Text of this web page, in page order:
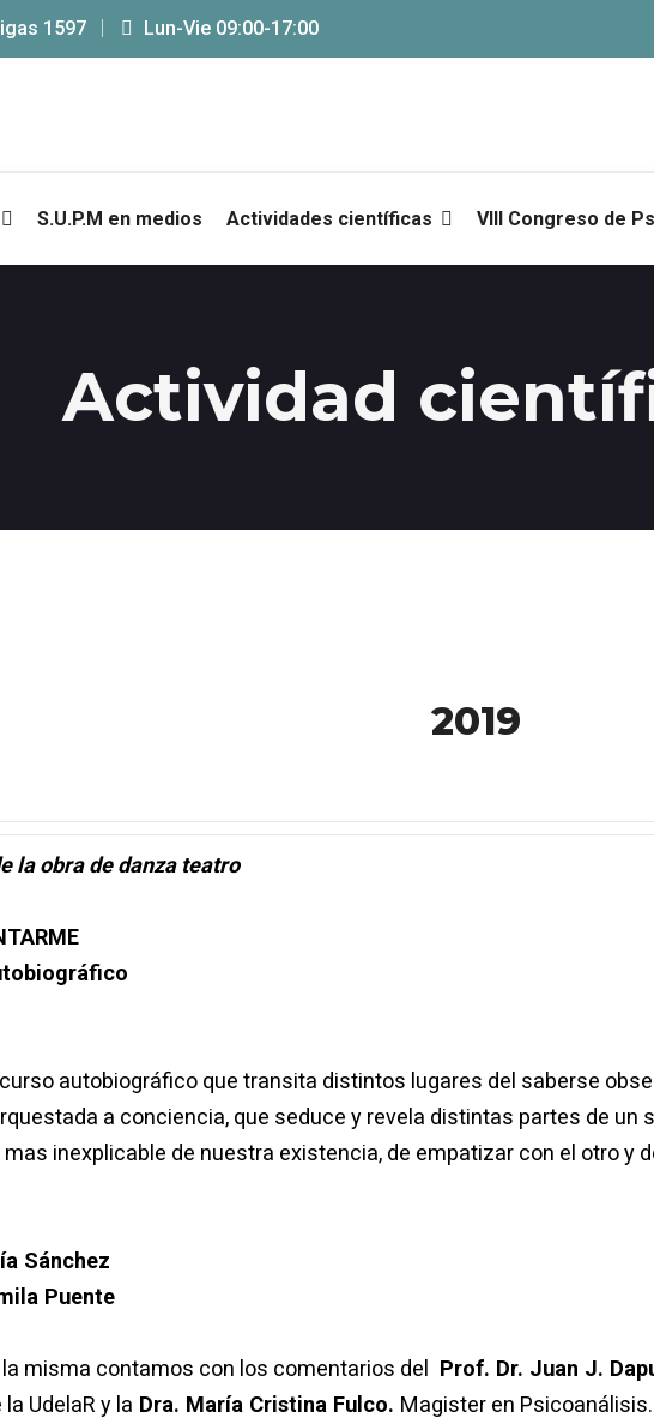
1597 Lun-Vie 09:00-17:00
S.U.P.M en medios Actividades científicas VIII Congreso de
Actividad
2019
la obra de danza teatro
autobiográfico que transita distintos lugares del saberse
a conciencia, que seduce y revela distintas partes de un
inexplicable de nuestra existencia, de empatizar con el otro y
Sánchez
Puente
misma contamos con los comentarios del Prof. Dr. Juan J.
UdelaR y la Dra. María Cristina Fulco. Magister en Psicoanálisis.